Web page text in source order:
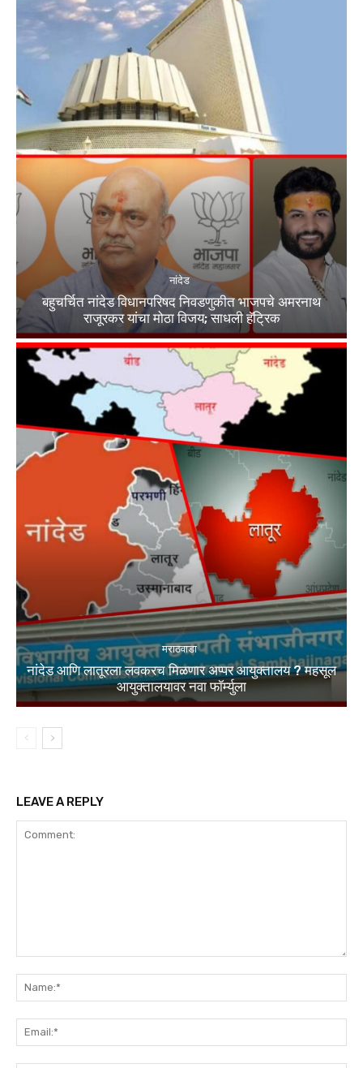
नांदेड
बहुचर्चित नांदेड विधानपरिषद निवडणुकीत भाजपचे अमरनाथ
राजूरकर यांचा मोठा विजय; साधली हॅट्रिक
मराठवाडा
नांदेड आणि लातूरला लवकरच मिळणार अप्पर आयुक्तालय ? महसूल
आयुक्तालयावर नवा फॉर्म्युला
LEAVE A REPLY